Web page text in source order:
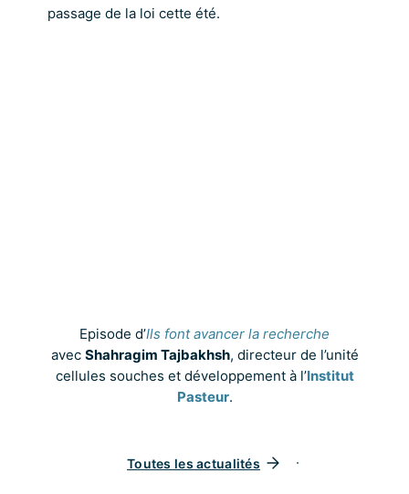
passage de la loi cette été.
Episode d’Ils font avancer la recherche
avec Shahragim Tajbakhsh, directeur de l’unité
cellules souches et développement à l’Institut
Pasteur.
Toutes les actualités